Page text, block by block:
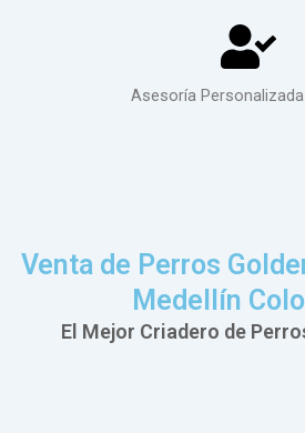
Asesoría
Venta de Perros
Medellín
El Mejor Criadero de